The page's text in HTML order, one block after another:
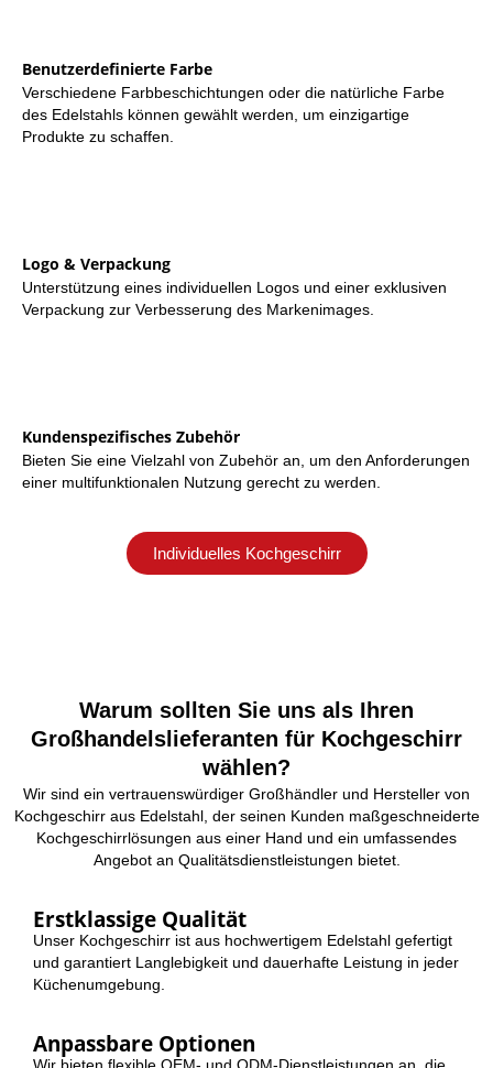
Benutzerdefinierte Farbe
Verschiedene Farbbeschichtungen oder die natürliche Farbe
des Edelstahls können gewählt werden, um einzigartige
Produkte zu schaffen.
Logo & Verpackung
Unterstützung eines individuellen Logos und einer exklusiven
Verpackung zur Verbesserung des Markenimages.
Kundenspezifisches Zubehör
Bieten Sie eine Vielzahl von Zubehör an, um den Anforderungen
einer multifunktionalen Nutzung gerecht zu werden.
Individuelles Kochgeschirr
Warum sollten Sie uns als Ihren
Großhandelslieferanten für Kochgeschirr
wählen?
Wir sind ein vertrauenswürdiger Großhändler und Hersteller von
Kochgeschirr aus Edelstahl, der seinen Kunden maßgeschneiderte
Kochgeschirrlösungen aus einer Hand und ein umfassendes
Angebot an Qualitätsdienstleistungen bietet.
Erstklassige Qualität
Unser Kochgeschirr ist aus hochwertigem Edelstahl gefertigt
und garantiert Langlebigkeit und dauerhafte Leistung in jeder
Küchenumgebung.
Anpassbare Optionen